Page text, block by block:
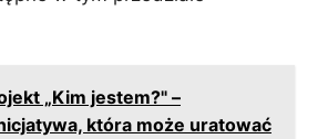
„Kim jestem?" –
która może uratować